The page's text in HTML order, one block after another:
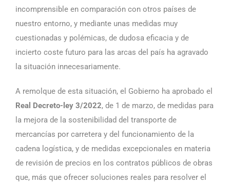
incomprensible en comparación con otros países de
nuestro entorno, y mediante unas medidas muy
cuestionadas y polémicas, de dudosa eficacia y de
incierto coste futuro para las arcas del país ha agravado
la situación innecesariamente.
A remolque de esta situación, el Gobierno ha aprobado el
Real Decreto-ley 3/2022, de 1 de marzo, de medidas para
la mejora de la sostenibilidad del transporte de
mercancías por carretera y del funcionamiento de la
cadena logística, y de medidas excepcionales en materia
de revisión de precios en los contratos públicos de obras
que, más que ofrecer soluciones reales para resolver el